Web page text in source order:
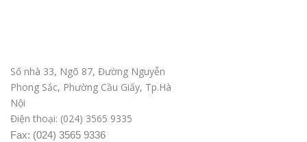
Số nhà 33, Ngõ 87, Đường Nguyễn
Phong Sắc, Phường Cầu Giấy, Tp.Hà
Nội
Điện thoại: (024) 3565 9335
Fax: (024) 3565 9336